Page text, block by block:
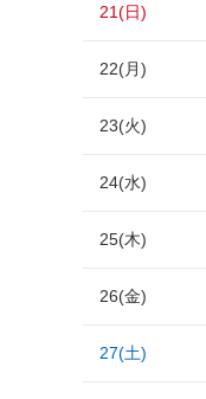
21(日)
22(月)
23(火)
24(水)
25(木)
26(金)
27(土)